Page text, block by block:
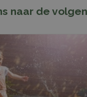
naar de